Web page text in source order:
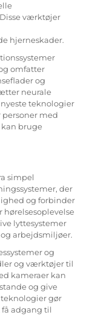
værktøjer
hjerneskader.
omfatter
og
neurale
teknologier
med
bruge
simpel
der
og forbinder
lyttesystemer
arbejdsmiljøer.
og
og værktøjer til
kameraer kan
og give
gør
adgang til